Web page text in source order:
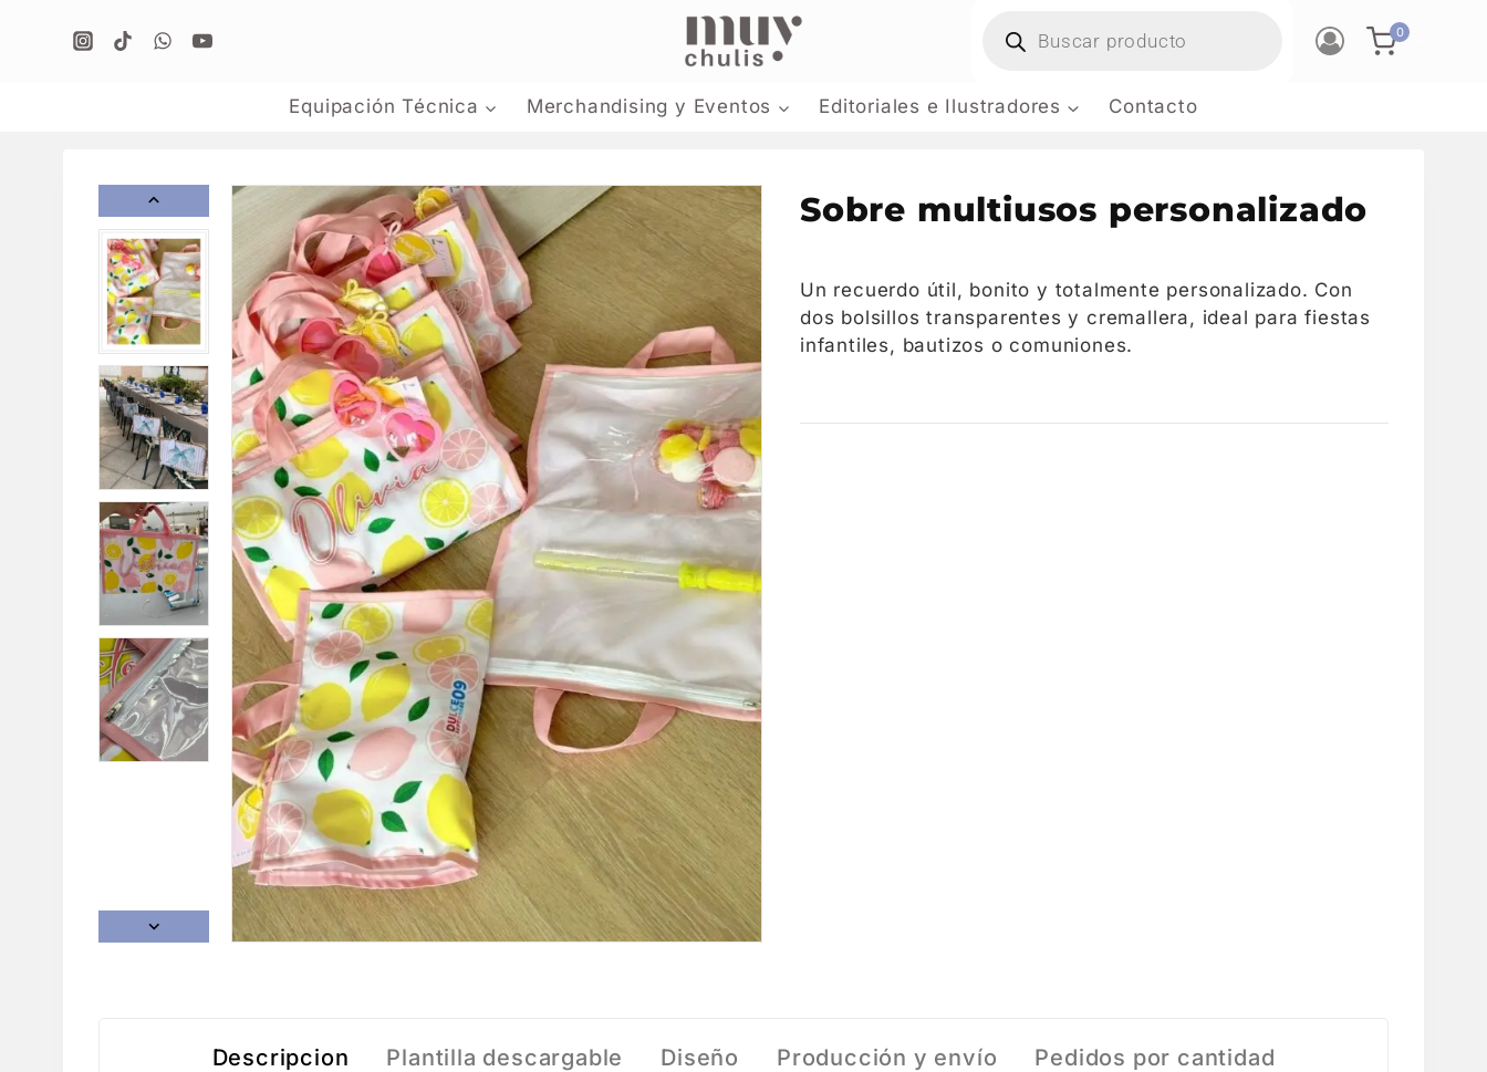
0
Equipación Técnica Merchandising y Eventos Editoriales e Ilustradores Contacto
Sobre multiusos personalizado
Un recuerdo útil, bonito y totalmente personalizado. Con
dos bolsillos transparentes y cremallera, ideal para fiestas
infantiles, bautizos o comuniones.
Descripcion Plantilla descargable Diseño Producción y envío Pedidos por cantidad